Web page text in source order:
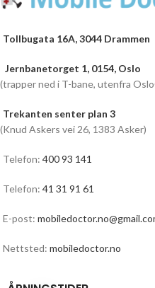
Tollbugata 16A, 3044 Drammen
Jernbanetorget 1, 0154, Oslo
(trapper ned i T-bane, utenfra
Trekanten senter plan 3
(Knud Askers vei 26, 1383 Asker)
Telefon: 400 93 141
Telefon: 41 31 91 61
E-post:
Nettsted: mobiledoctor.no